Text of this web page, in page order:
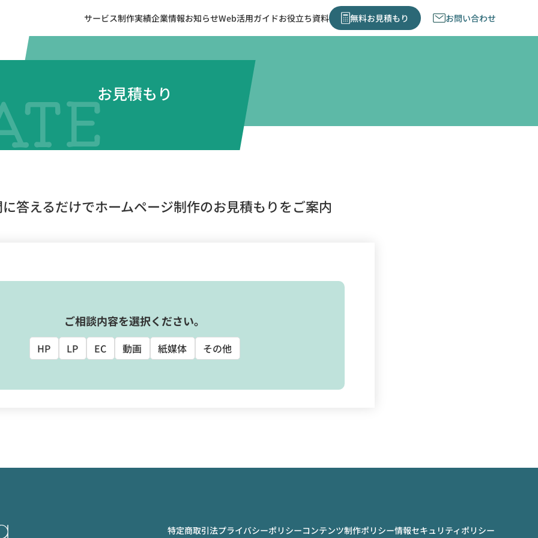
サービス制作実績企業情報お知らせWeb活用ガイドお役立ち資料 無料お見積もり お問い合わせ
お見積もり
答えるだけでホームページ制作のお見積もりをご案内
ご相談内容を選択ください。
HP LP EC 動画 紙媒体 その他
特定商取引法プライバシーポリシーコンテンツ制作ポリシー情報セキュリティポリシー